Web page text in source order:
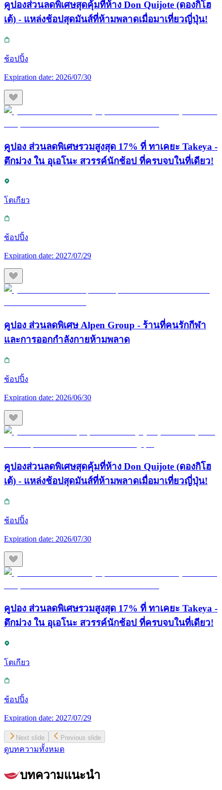
คูปองส่วนลดพิเศษสุดคุ้มที่ห้าง Don Quijote (ดองกิโฮ
เต้) - แหล่งช้อปสุดมันส์ที่ห้ามพลาดเมื่อมาเที่ยวญี่ปุ่น!
ช้อปปิ้ง
Expiration date: 2026/07/30
คูปอง ส่วนลดพิเศษรวมสูงสุด 17% ที่ ทาเคยะ Takeya -
ตึกม่วง ใน อุเอโนะ สวรรค์นักช้อป ที่ครบจบในที่เดียว!
โตเกียว
ช้อปปิ้ง
Expiration date: 2027/07/29
คูปอง ส่วนลดพิเศษ Alpen Group - ร้านที่คนรักกีฬา
และการออกกำลังกายห้ามพลาด
ช้อปปิ้ง
Expiration date: 2026/06/30
คูปองส่วนลดพิเศษสุดคุ้มที่ห้าง Don Quijote (ดองกิโฮ
เต้) - แหล่งช้อปสุดมันส์ที่ห้ามพลาดเมื่อมาเที่ยวญี่ปุ่น!
ช้อปปิ้ง
Expiration date: 2026/07/30
คูปอง ส่วนลดพิเศษรวมสูงสุด 17% ที่ ทาเคยะ Takeya -
ตึกม่วง ใน อุเอโนะ สวรรค์นักช้อป ที่ครบจบในที่เดียว!
โตเกียว
ช้อปปิ้ง
Expiration date: 2027/07/29
Next slide Previous slide
ดูบทความทั้งหมด
บทความแนะนำ